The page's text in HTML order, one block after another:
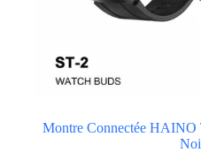
Montre Connectée